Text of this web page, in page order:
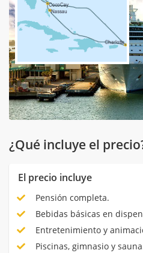
¿Qué incluye el
El precio incluye
Pensión completa.
Bebidas básicas en
Entretenimiento y
Piscinas, gimnasio y